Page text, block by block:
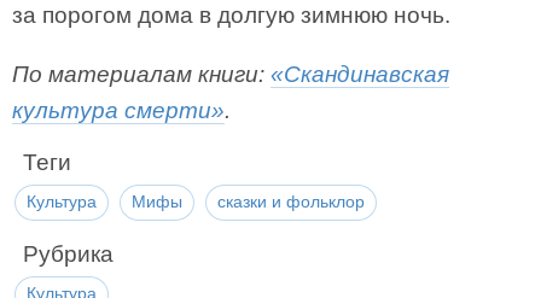
за порогом дома в долгую зимнюю ночь.
По материалам книги: «Скандинавская
культура смерти».
Теги
Культура Мифы сказки и фольклор
Рубрика
Культура